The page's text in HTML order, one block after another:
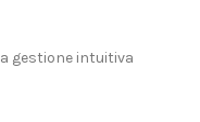
gestione intuitiva